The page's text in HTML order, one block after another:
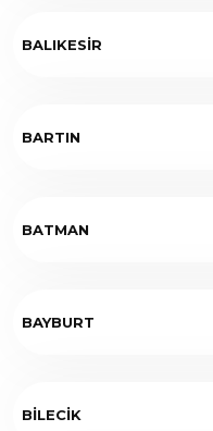
BALIKESİR
BARTIN
BATMAN
BAYBURT
BİLECİK